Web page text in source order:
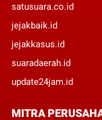
satusuara.co.id
jejakbaik.id
jejakkasus.id
suaradaerah.id
update24jam.id
MITRA